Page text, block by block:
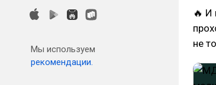
Мы используем
рекомендации.
🔥 И
не